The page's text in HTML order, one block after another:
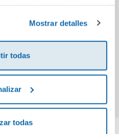
Mostrar detalles
todas
todas
libros
12,95€
Comprar